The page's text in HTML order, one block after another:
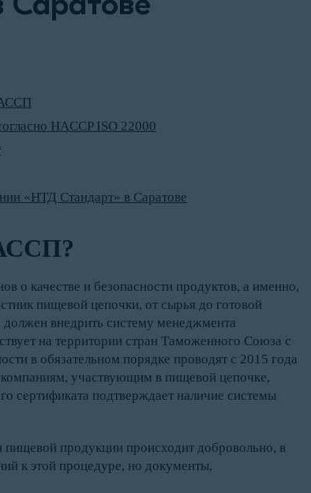
HACCP ISO 22000
«НТД Стандарт» в Саратове
о качестве и безопасности продуктов, а именно,
пищевой цепочки, от сырья до готовой
внедрить систему менеджмента
на территории стран Таможенного Союза с
в обязательном порядке проводят с 2015 года
участвующим в пищевой цепочке,
сертификата подтверждает наличие системы
продукции происходит добровольно, в
к этой процедуре, но документы,